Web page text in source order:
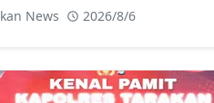
News 2026/8/6